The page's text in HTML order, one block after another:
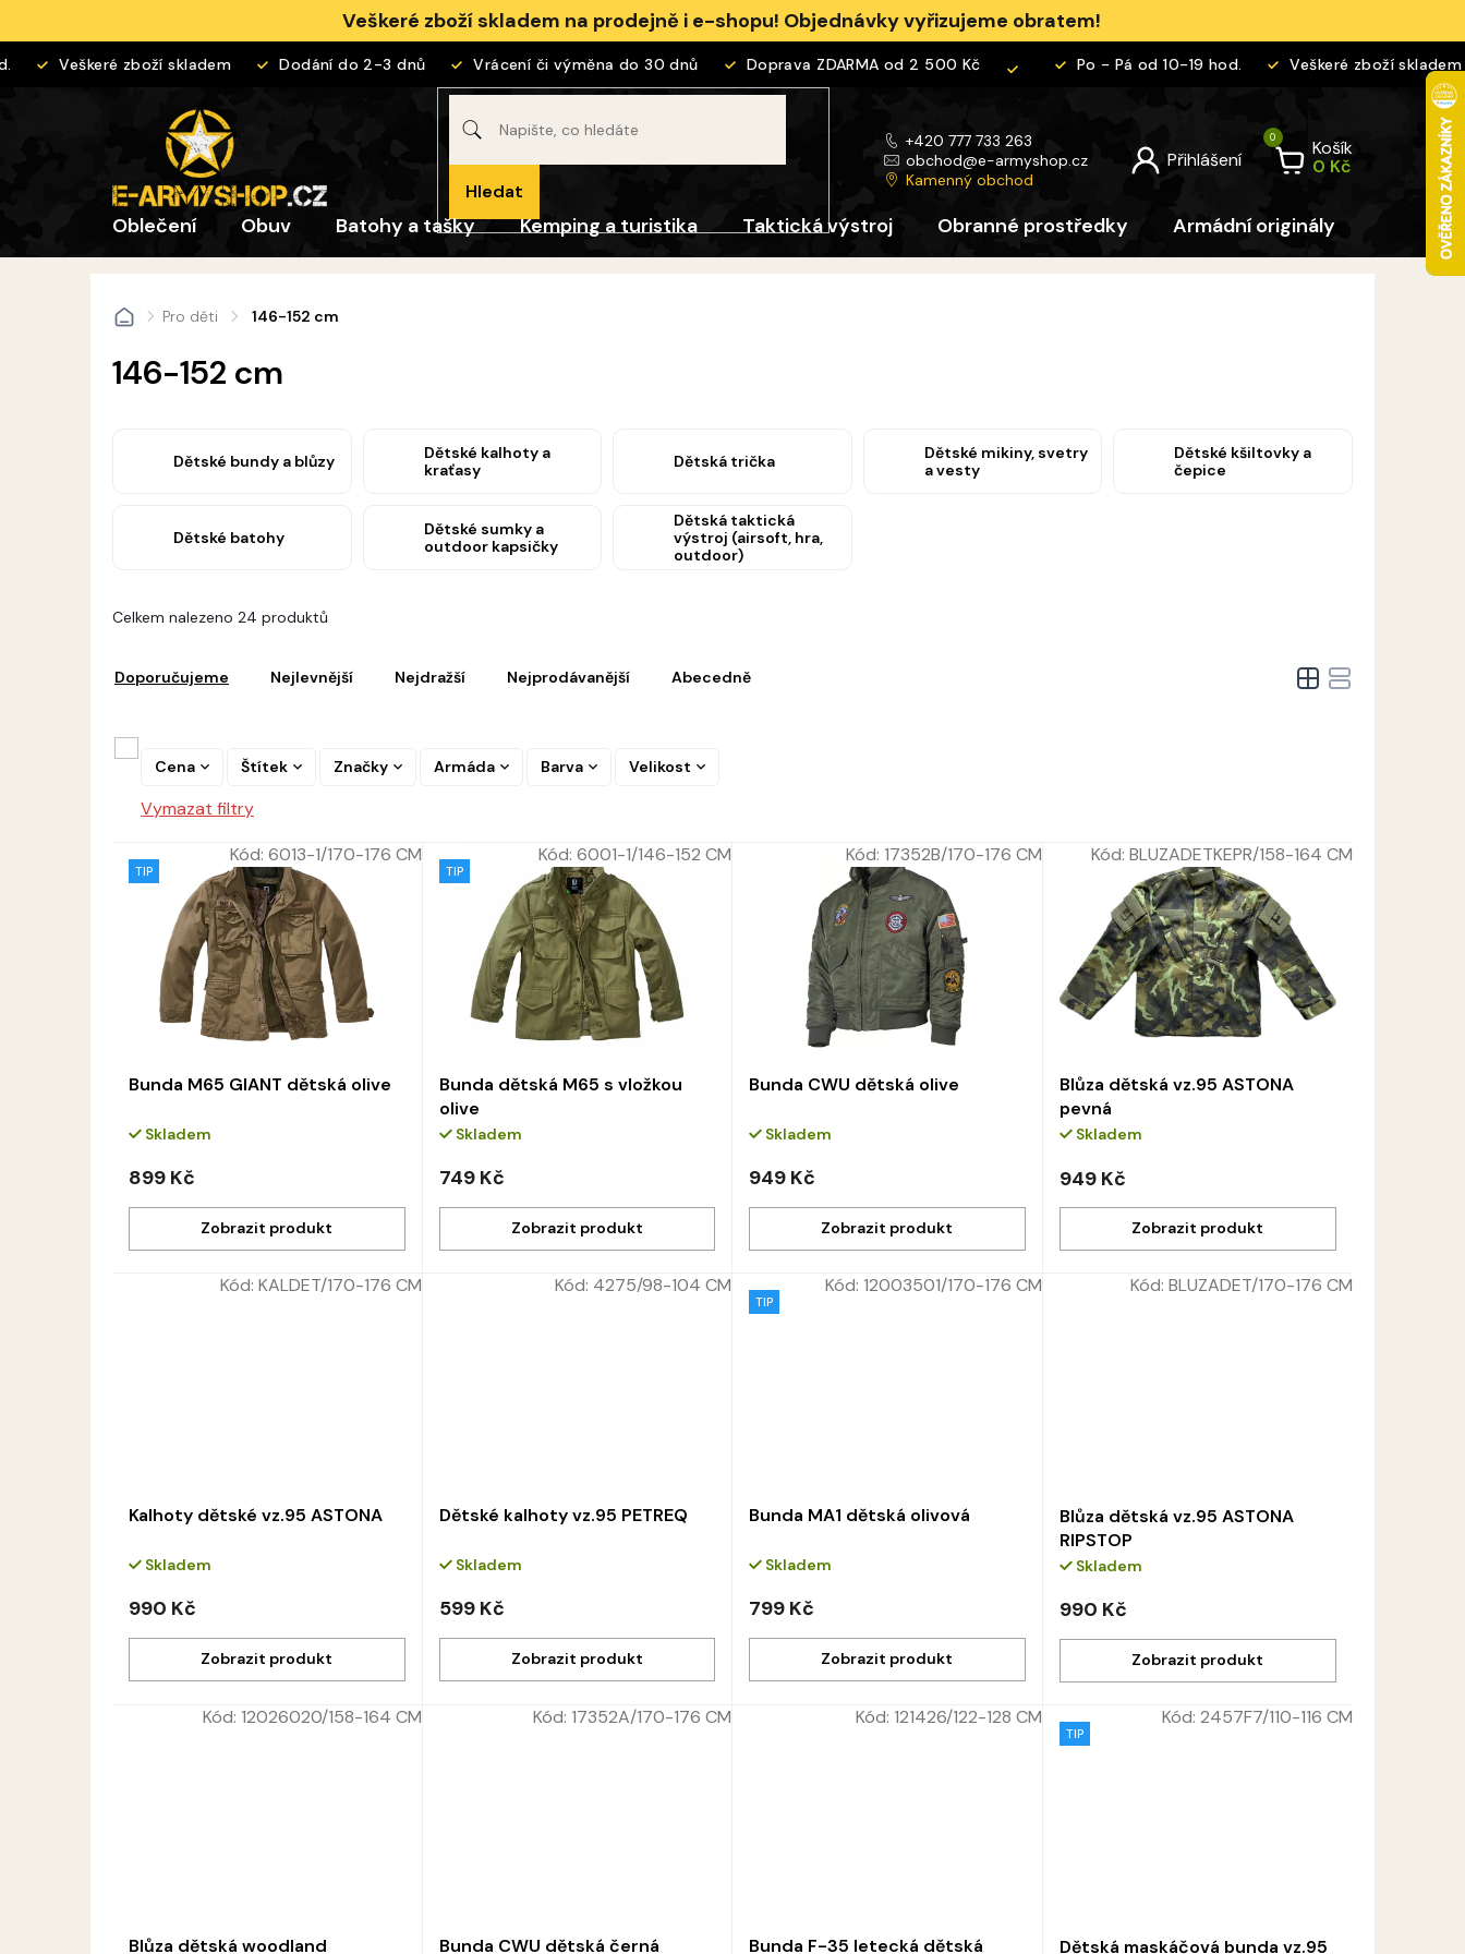
obsah
Veškeré zboží skladem na prodejně i e-shopu! Objednávky vyřizujeme obratem!
Veškeré zboží skladem Dodání do 2-3 dnů Vrácení či výměna do 30 dnů Doprava ZDARMA od 2 500 Kč Po - Pá od 10-19 hod. Veškeré zboží skladem
Hledat
+420 777 733 263
obchod@e-armyshop.cz
Kamenný obchod
Košík
Oblečení Obuv Batohy a tašky Kemping a turistika Taktická výstroj Obranné prostředky Armádní originály Pro děti
DomůPro děti 146-152 cm
146-152 cm
Dětské bundy a blůzy
Dětské kalhoty a
kraťasy
Dětská trička
Dětské mikiny, svetry
a vesty
Dětské kšiltovky a
čepice
Dětské batohy
Dětské sumky a
outdoor kapsičky
Dětská taktická
výstroj (airsoft, hra,
outdoor)
Doporučujeme Nejlevnější Nejdražší Nejprodávanější Abecedně
Celkem nalezeno 24 produktů
Značky Armáda Barva Velikost
Vymazat filtry
Cena Štítek
V
ý
i
r
TIP
Bunda M65 GIANT dětská olive
Skladem
899 Kč
Kód: 6013-1/170-176 CM
TIP
Bunda dětská M65 s vložkou
olive
Skladem
749 Kč
Kód: 6001-1/146-152 CM
Bunda CWU dětská olive
Skladem
949 Kč
Kód: 17352B/170-176 CM
Blůza dětská vz.95 ASTONA
pevná
Skladem
949 Kč
Kód: BLUZADETKEPR/158-164 CM
Kalhoty dětské vz.95 ASTONA
Skladem
990 Kč
Kód: KALDET/170-176 CM
Dětské kalhoty vz.95 PETREQ
Skladem
599 Kč
Kód: 4275/98-104 CM
TIP
Bunda MA1 dětská olivová
Skladem
799 Kč
Kód: 12003501/170-176 CM
Blůza dětská vz.95 ASTONA
RIPSTOP
Skladem
990 Kč
Kód: BLUZADET/170-176 CM
Blůza dětská woodland
Kód: 12026020/158-164 CM
Bunda CWU dětská černá
Kód: 17352A/170-176 CM
Bunda F-35 letecká dětská
Kód: 121426/122-128 CM
TIP
Dětská maskáčová bunda vz.95
Kód: 2457F7/110-116 CM